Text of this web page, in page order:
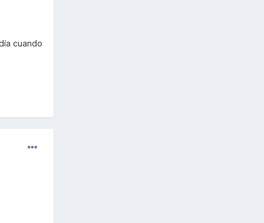
cuando